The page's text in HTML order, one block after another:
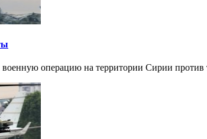
операцию на территории Сирии против